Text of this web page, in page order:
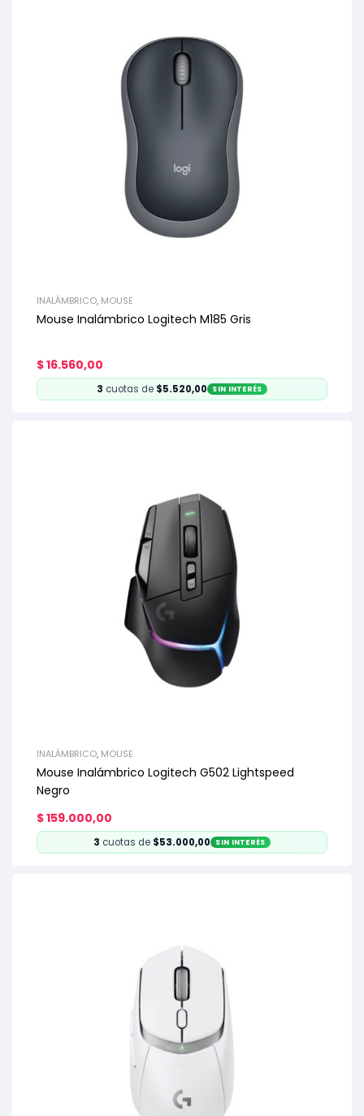
INALÁMBRICO, MOUSE
Mouse Inalámbrico Logitech M185 Gris
$16.560,00
3 cuotas de $5.520,00 SIN INTERÉS
INALÁMBRICO, MOUSE
Mouse Inalámbrico Logitech G502 Lightspeed
Negro
$159.000,00
3 cuotas de $53.000,00 SIN INTERÉS